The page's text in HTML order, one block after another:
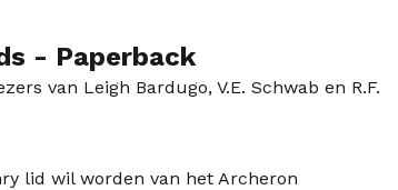
- Paperback
van Leigh Bardugo, V.E. Schwab en R.F.
lid wil worden van het Archeron